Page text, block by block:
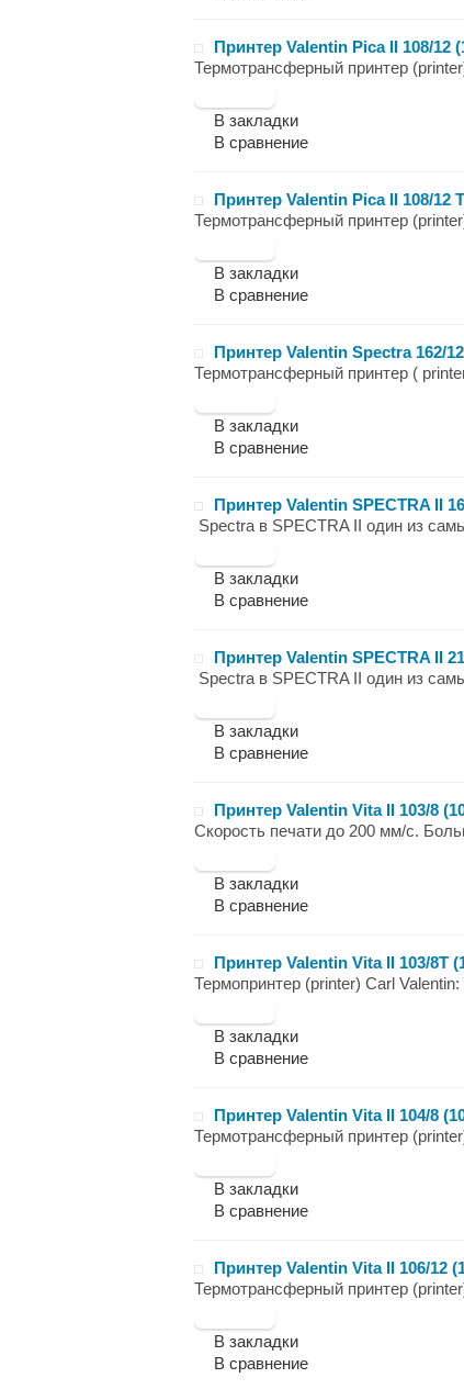
Принтер Valentin Pica II 108/12
Термотрансферный принтер
В закладки
В сравнение
Принтер Valentin Pica II 108/12
Термотрансферный принтер
В закладки
В сравнение
Принтер Valentin Spectra 162/
Термотрансферный принтер (
В закладки
В сравнение
Принтер Valentin SPECTRA II
Spectra в SPECTRA II один из
В закладки
В сравнение
Принтер Valentin SPECTRA II
Spectra в SPECTRA II один из
В закладки
В сравнение
Принтер Valentin Vita II 103/8
Скорость печати до 200 мм/с.
В закладки
В сравнение
Принтер Valentin Vita II 103/8T
Термопринтер (printer) Carl
В закладки
В сравнение
Принтер Valentin Vita II 104/8
Термотрансферный принтер
В закладки
В сравнение
Принтер Valentin Vita II 106/12
Термотрансферный принтер
В закладки
В сравнение